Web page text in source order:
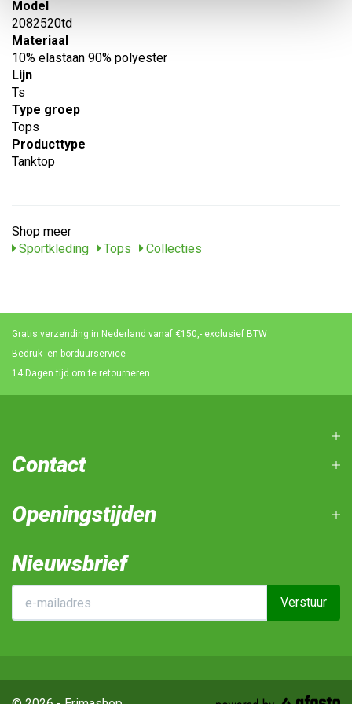
Model
2082520td
Materiaal
10% elastaan 90% polyester
Lijn
Ts
Type groep
Tops
Producttype
Tanktop
Shop meer
Sportkleding
Tops Collecties
Gratis verzending in Nederland vanaf €150,- exclusief BTW
Bedruk- en borduurservice
14 Dagen tijd om te retourneren
Contact
Openingstijden
Nieuwsbrief
Verstuur